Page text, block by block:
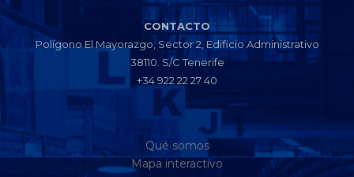
CONTACTO
Polígono El Mayorazgo, Sector 2, Edificio Administrativo
38110. S/C Tenerife
+34 922 22 27 40
Qué somos
Mapa interactivo